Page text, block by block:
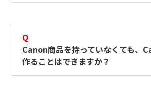
Canon IDの登録フォームを入力
Q
Canon商品を持っていなくても、
作ることはできますか？